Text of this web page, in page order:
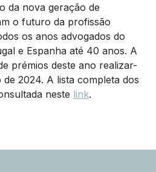
da nova geração de
o futuro da profissão
os anos advogados do
e Espanha até 40 anos. A
prémios deste ano realizar-
2024. A lista completa dos
neste link.